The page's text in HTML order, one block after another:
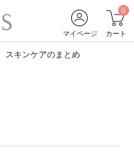
マイページ
0
カート
スキンケアのまとめ